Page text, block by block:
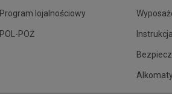
Program lojalnościowy
POL-POŻ Instrukcja